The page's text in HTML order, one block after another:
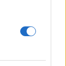
μαχητικών
σε